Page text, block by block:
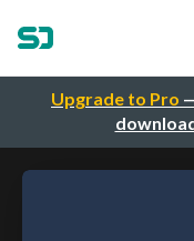
Upgrade to Pro